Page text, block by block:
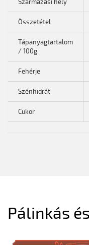
Összetétel
Tápanyagtartalom
/ 100g
Fehérje
Szénhidrát
Cukor
Pálinkás